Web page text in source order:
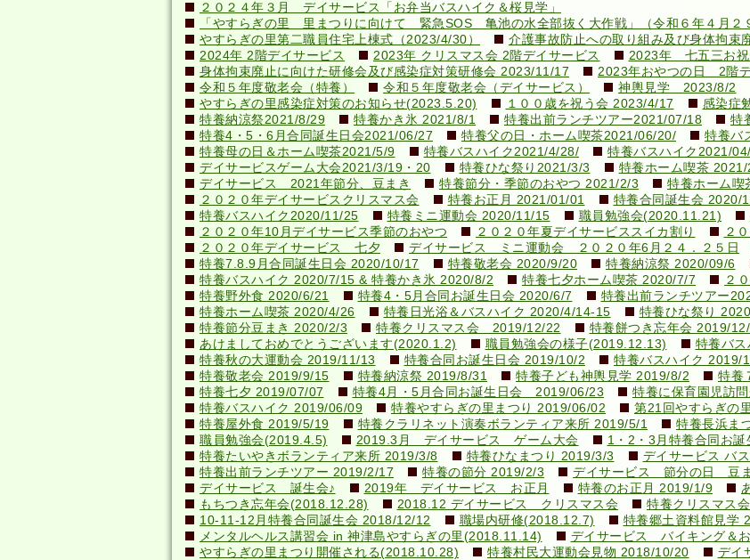
２０２４年３月 デイサービス「お弁当バスハイク＆桜見学」
「やすらぎの里 里まつりに向けて 緊急SOS 亀池の水全部抜く大作戦」（令和６年４月２
やすらぎの里第二職員住宅上棟式（2023/4/30）
介護事故防止への取り組み及び身体拘束
2024年 2階デイサービス
2023年 クリスマス会 2階デイサービス
2023年 七五三お祝
身体拘束廃止に向けた研修会及び感染症対策研修会 2023/11/17
2023年おやつの日 2階
令和５年度敬老会（特養）
令和５年度敬老会（デイサービス）
神輿見学 2023/8/2
やすらぎの里感染症対策のお知らせ(2023.5.20)
１００歳を祝う会 2023/4/17
感染症
特養納涼祭2021/8/29
特養かき氷 2021/8/1 特養出前ランチツアー2021/07/18
特
特養4・5・6月合同誕生日会2021/06/27
特養父の日・ホーム喫茶2021/06/20/
特養バ
特養母の日＆ホーム喫茶2021/5/9
特養バスハイク2021/4/28/ 特養バスハイク2021/
デイサービスゲーム大会2021/3/19・20
特養ひな祭り2021/3/3
特養ホーム喫茶
デイサービス 2021年節分、豆まき
特養節分・季節のおやつ 2021/2/3
特養ホーム喫
２０２０年デイサービスクリスマス会
特養お正月 2021/01/01 特養合同誕生会 2020/
特養バスハイク2020/11/25
特養ミニ運動会 2020/11/15 職員勉強会(2020.11.21)
２０２０年10月デイサービス季節のおやつ
２０２０年夏デイサービススイカ割り
２
２０２０年デイサービス 七夕
デイサービス ミニ運動会 ２０２０年6月２４．２５日
特養7.8.9月合同誕生日会 2020/10/17
特養敬老会 2020/9/20 特養納涼祭 2020/09/6
特養バスハイク 2020/7/15 & 特養かき氷 2020/8/2
特養七夕ホーム喫茶 2020/7/7
２
特養野外食 2020/6/21
特養4・5月合同お誕生日会 2020/6/7 特養出前ランチツアー
特養ホーム喫茶 2020/4/26
特養日光浴＆バスハイク 2020/4/14-15 特養ひな祭り
特養節分豆まき 2020/2/3
特養クリスマス会 2019/12/22
特養餅つき忘年会 2019/
あけましておめでとうございます(2020.1.2)
職員勉強会の様子(2019.12.13)
特養バ
特養秋の大運動会 2019/11/13
特養合同お誕生日会 2019/10/2 特養バスハイク 2019/
特養敬老会 2019/9/15
特養納涼祭 2019/8/31 特養子ども神輿見学 2019/8/2
特養
特養七夕 2019/07/07
特養4月・5月合同お誕生日会 2019/06/23
特養に保育園児訪
特養バスハイク 2019/06/09
特養やすらぎの里まつり 2019/06/02
第21回やすらぎの
特養屋外食 2019/5/19
特養クラリネット演奏ボランティア来所 2019/5/1
特養長浜ま
職員勉強会(2019.4.5)
2019.3月 デイサービス ゲーム大会
1・2・3月特養合同お
特養たいやきボランティア来所 2019/3/8
特養ひなまつり 2019/3/3
デイサービス バ
特養出前ランチツアー 2019/2/17
特養の節分 2019/2/3
デイサービス 節分の日 豆
デイサービス 誕生会♪
2019年 デイサービス お正月 特養のお正月 2019/1/9
もちつき忘年会(2018.12.28)
2018.12 デイサービス クリスマス会
特養クリスマス
10-11-12月特養合同誕生会 2018/12/12
職場内研修(2018.12.7)
特養郷土資料館見学
メンタルヘルス講習会 in 神津島やすらぎの里(2018.11.14)
デイサービス バイキング＆
やすらぎの里まつり開催される(2018.10.28)
特養村民大運動会見物 2018/10/20
デイ